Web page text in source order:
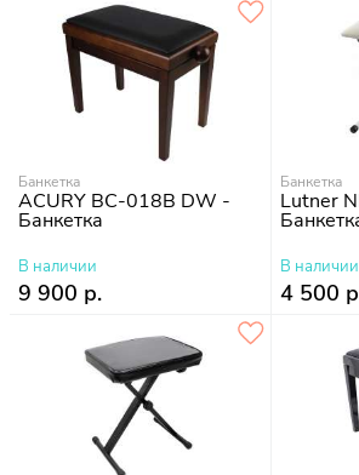
Банкетка
ACURY BC-018B DW -
Банкетка
В наличии
9 900 р.
Банкетка
Lutner
В наличии
4 500